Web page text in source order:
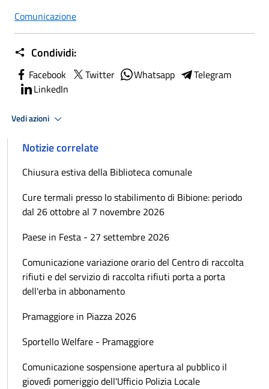
Comunicazione
Condividi:
Facebook Twitter Whatsapp
Telegram
LinkedIn
Vedi azioni
Notizie correlate
Chiusura estiva della Biblioteca comunale
Cure termali presso lo stabilimento di Bibione: periodo
dal 26 ottobre al 7 novembre 2026
Paese in Festa - 27 settembre 2026
Comunicazione variazione orario del Centro di raccolta
rifiuti e del servizio di raccolta rifiuti porta a porta
dell'erba in abbonamento
Pramaggiore in Piazza 2026
Sportello Welfare - Pramaggiore
Comunicazione sospensione apertura al pubblico il
giovedì pomeriggio dell'Ufficio Polizia Locale